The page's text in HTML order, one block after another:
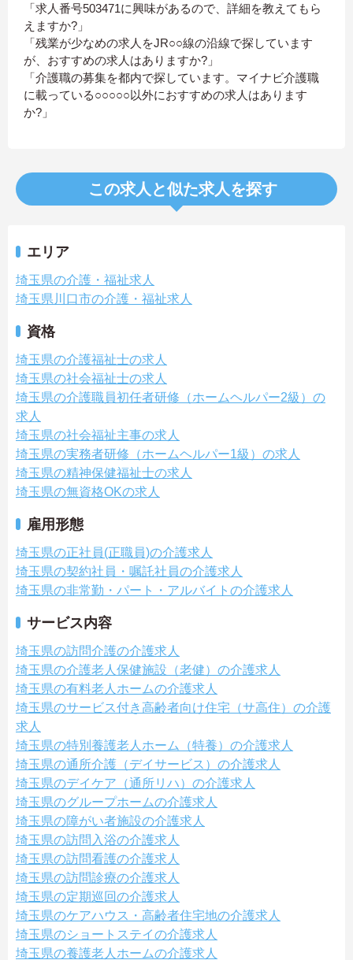
「求人番号503471に興味があるので、詳細を教えてもら
えますか?」
「残業が少なめの求人をJR○○線の沿線で探しています
が、おすすめの求人はありますか?」
「介護職の募集を都内で探しています。マイナビ介護職
に載っている○○○○○以外におすすめの求人はあります
か?」
この求人と似た求人を探す
エリア
埼玉県の介護・福祉求人
埼玉県川口市の介護・福祉求人
資格
埼玉県の介護福祉士の求人
埼玉県の社会福祉士の求人
埼玉県の介護職員初任者研修（ホームヘルパー2級）の
求人
埼玉県の社会福祉主事の求人
埼玉県の実務者研修（ホームヘルパー1級）の求人
埼玉県の精神保健福祉士の求人
埼玉県の無資格OKの求人
雇用形態
埼玉県の正社員(正職員)の介護求人
埼玉県の契約社員・嘱託社員の介護求人
埼玉県の非常勤・パート・アルバイトの介護求人
サービス内容
埼玉県の訪問介護の介護求人
埼玉県の介護老人保健施設（老健）の介護求人
埼玉県の有料老人ホームの介護求人
埼玉県のサービス付き高齢者向け住宅（サ高住）の介護
求人
埼玉県の特別養護老人ホーム（特養）の介護求人
埼玉県の通所介護（デイサービス）の介護求人
埼玉県のデイケア（通所リハ）の介護求人
埼玉県のグループホームの介護求人
埼玉県の障がい者施設の介護求人
埼玉県の訪問入浴の介護求人
埼玉県の訪問看護の介護求人
埼玉県の訪問診療の介護求人
埼玉県の定期巡回の介護求人
埼玉県のケアハウス・高齢者住宅地の介護求人
埼玉県のショートステイの介護求人
埼玉県の養護老人ホームの介護求人